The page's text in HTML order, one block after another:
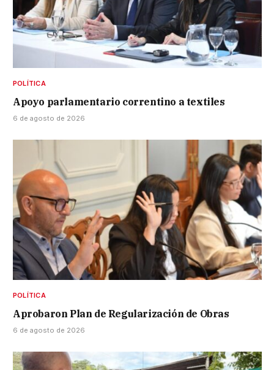
POLÍTICA
Apoyo parlamentario correntino a textiles
6 de agosto de 2026
POLÍTICA
Aprobaron Plan de Regularización de Obras
6 de agosto de 2026